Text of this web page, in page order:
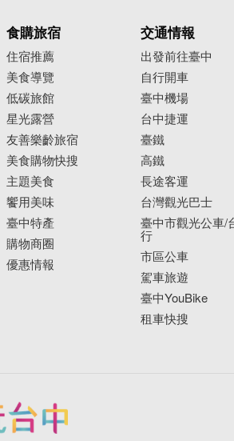
食購旅宿
住宿推薦
美食導覽
低碳旅館
星光露營
友善樂齡旅宿
美食購物快搜
主題美食
饗用美味
臺中特產
購物商圈
優惠情報
交通情報
出發前往臺中
自行開車
臺中機場
台中捷運
臺鐵
高鐵
長途客運
台灣觀光巴士
臺中市觀光公車/
行
市區公車
駕車旅遊
臺中YouBike
租車快搜